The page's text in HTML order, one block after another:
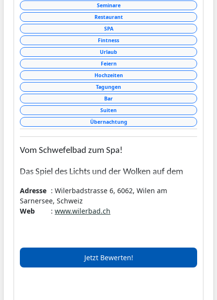
Seminare
Restaurant
SPA
Fintness
Urlaub
Feiern
Hochzeiten
Tagungen
Bar
Suiten
Übernachtung
Vom Schwefelbad zum Spa!
Das Spiel des Lichts und der Wolken auf dem
Sarnersee. Der atemberaubende Blick über die
Berge bis in die Alpen. Die Lage des Seehotel
Wilderbad Spa & Seminar ist einzigartig.
Adresse : Wilerbadstrasse 6, 6062, Wilen am
Sarnersee, Schweiz
Web
: www.wilerbad.ch
Jetzt Bewerten!